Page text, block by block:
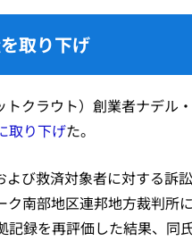
取り下げ
トクラウト）創業者ナデル
取り下げた。
び救済対象者に対する訴
南部地区連邦地方裁判所
録を再評価した結果、同